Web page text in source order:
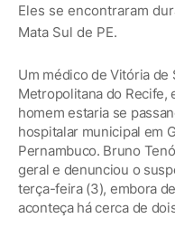
Eles se encontraram
Mata Sul de PE.
Um médico de Vitória de
Metropolitana do Recife,
homem estaria se
hospitalar municipal em
Pernambuco. Bruno
geral e denunciou o
terça-feira (3), embora
aconteça há cerca de